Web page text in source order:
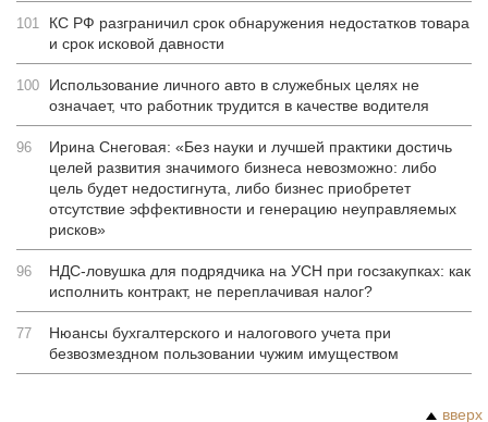
101
КС РФ разграничил срок обнаружения недостатков товара
и срок исковой давности
100
Использование личного авто в служебных целях не
означает, что работник трудится в качестве водителя
96
Ирина Снеговая: «Без науки и лучшей практики достичь
целей развития значимого бизнеса невозможно: либо
цель будет недостигнута, либо бизнес приобретет
отсутствие эффективности и генерацию неуправляемых
рисков»
96
НДС-ловушка для подрядчика на УСН при госзакупках: как
исполнить контракт, не переплачивая налог?
77
Нюансы бухгалтерского и налогового учета при
безвозмездном пользовании чужим имуществом
вверх